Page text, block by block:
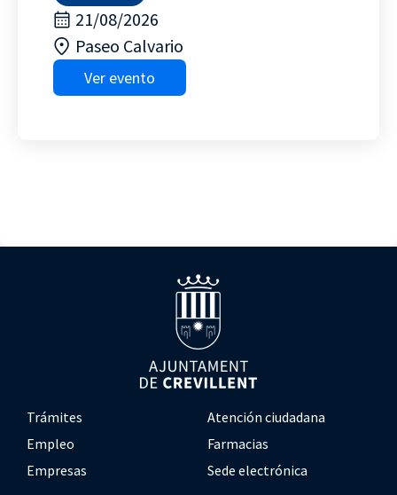
21/08/2026
Paseo Calvario
Ver evento
Trámites
Atención ciudadana
Empleo
Farmacias
Empresas
Sede electrónica